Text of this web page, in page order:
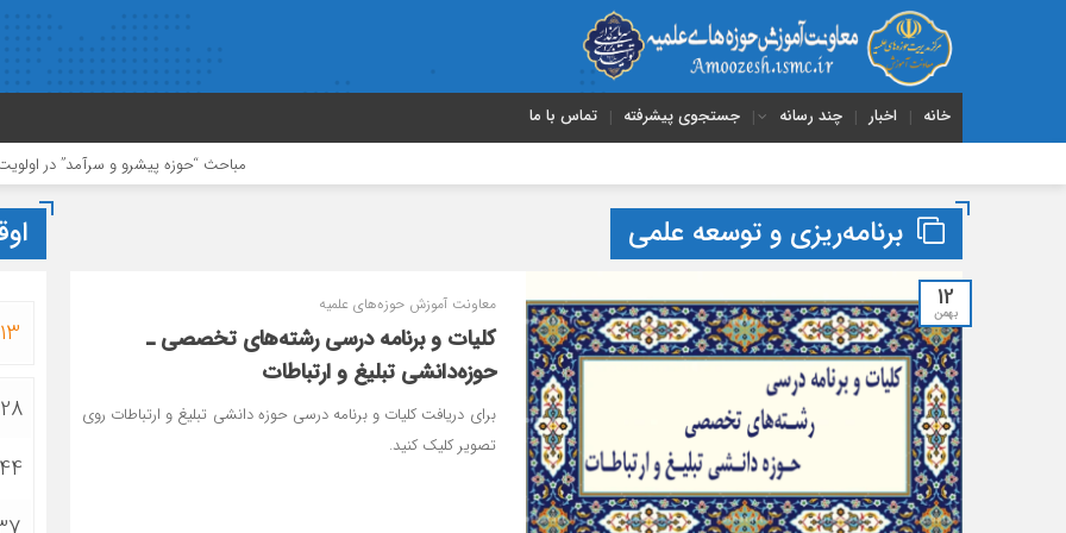
خانه اخبار چند رسانه جستجوی پیشرفته تماس با ما
مباحث “حوزه پیشرو و سرآمد” در اولویت باشد
برنامه‌ریزی و توسعه علمی
12
بهمن معاونت آموزش حوزه‌های علمیه
کلیات و برنامه درسی رشته‌های تخصصی ـ
حوزه‌دانشی تبلیغ و ارتباطات
برای دریافت کلیات و برنامه درسی حوزه دانشی تبلیغ و ارتباطات روی
تصویر کلیک کنید.
13